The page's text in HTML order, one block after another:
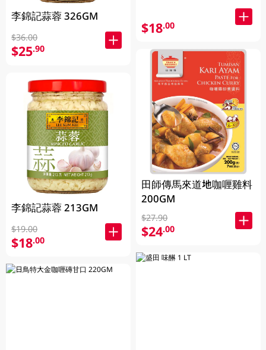
李錦記蒜蓉 326GM
$36.00
$25.90
李錦記蒜蓉 213GM
$19.00
$18.00
$18.00
田師傳馬來道地咖喱雞料
200GM
$27.90
$24.00